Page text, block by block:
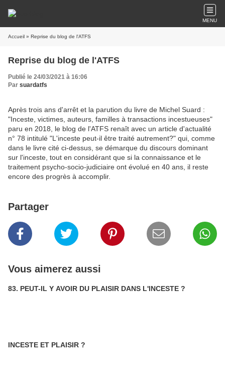
MENU
Accueil » Reprise du blog de l'ATFS
Reprise du blog de l'ATFS
Publié le 24/03/2021 à 16:06
Par suardatfs
Après trois ans d'arrêt et la parution du livre de Michel Suard :
"Inceste, victimes, auteurs, familles à transactions incestueuses"
paru en 2018, le blog de l'ATFS renaît avec un article d'actualité
n° 78 intitulé "L'inceste peut-il être traité autrement?" qui, comme
dans le livre cité ci-dessus, se démarque du discours dominant
sur l'inceste, tout en considérant que si la connaissance et le
traitement psycho-socio-judiciaire ont évolué en 40 ans, il reste
encore des progrès à accomplir.
Partager
Vous aimerez aussi
83. PEUT-IL Y AVOIR DU PLAISIR DANS L'INCESTE ?
INCESTE ET PLAISIR ?